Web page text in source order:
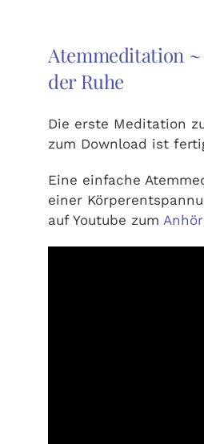
Atemmeditation
der Ruhe
Die erste Meditation
zum Download ist
Eine einfache
einer
auf Youtube zum